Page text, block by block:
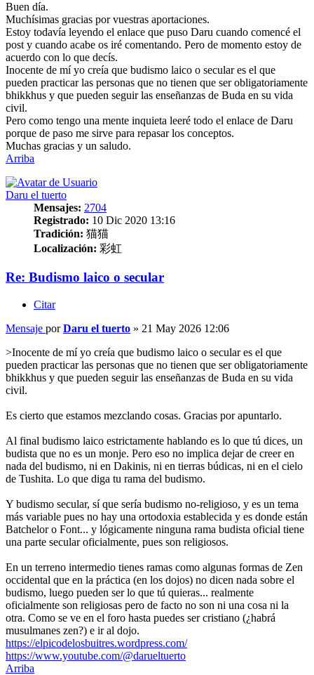
Buen día.
Muchísimas gracias por vuestras aportaciones.
Estoy todavía leyendo el enlace que puso Daru cuando comencé el
post y cuando acabe os iré comentando. Pero de momento estoy de
acuerdo con lo que decís.
Inocente de mí yo creía que budismo laico o secular es el que
pueden practicar las personas que no tienen que ser obligatoriamente
bhikkhus y que pueden seguir las enseñanzas de Buda en su vida
civil.
Pero como tengo una mente inquieta leeré todo el enlace de Daru
porque de paso me sirve para repasar los conceptos.
Muchas gracias y un saludo.
Arriba
Daru el tuerto
Mensajes: 2704
Registrado: 10 Dic 2020 13:16
Tradición: 猫猫
Localización: 彩虹
Re: Budismo laico o secular
Citar
Mensaje porDaru el tuerto » 21 May 2026 12:06
>Inocente de mí yo creía que budismo laico o secular es el que
pueden practicar las personas que no tienen que ser obligatoriamente
bhikkhus y que pueden seguir las enseñanzas de Buda en su vida
civil.
Es cierto que estamos mezclando cosas. Gracias por apuntarlo.
Al final budismo laico estrictamente hablando es lo que tú dices, un
budista que no es un monje. Pero eso no implica dejar de creer en
nada del budismo, ni en Dakinis, ni en tierras búdicas, ni en el cielo
de Tushita. Lo que diga tu rama del budismo.
Y budismo secular, sí que sería budismo no-religioso, y es un tema
más variable pues no hay una ortodoxia establecida y es donde están
Batchelor o Font... y lógicamente ninguna rama budista oficial tiene
una parte secular oficialmente, pues son religiosos.
En un terreno intermedio tienes ramas como algunas formas de Zen
occidental que en la práctica (en los dojos) no dicen nada sobre el
budismo, luego pueden ser lo que tú quieras... realmente
oficialmente son religiosas pero de facto no son ni una cosa ni la
otra. Como se ve en el foro hasta puedes ser cristiano (¿habrá
musulmanes zen?) e ir al dojo.
https://elpicodelosbuitres.wordpress.com/
https://www.youtube.com/@darueltuerto
Arriba